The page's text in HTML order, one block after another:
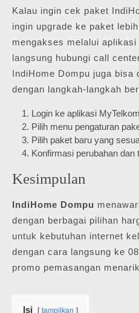
Kalau ingin cek paket
ingin upgrade ke paket
mengakses melalui
langsung hubungi call
IndiHome Dompu juga bisa
dengan langkah-langkah
Login ke aplikasi
Pilih menu pengaturan
Pilih paket baru yang
Konfirmasi perubahan dan
Kesimpulan
IndiHome Dompu
dengan berbagai pilihan
untuk kebutuhan internet
dengan cara langsung ke
promo pemasangan
Isi tampilkan